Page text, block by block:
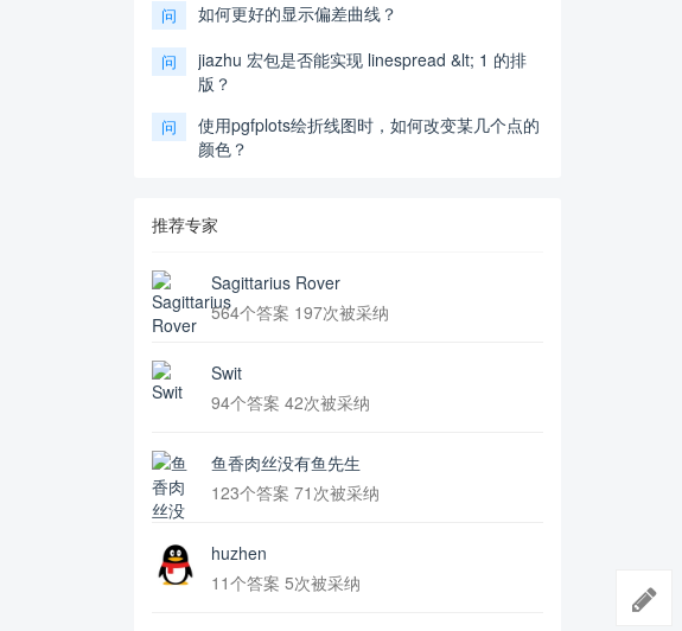
问 如何更好的显示偏差曲线？
问
jiazhu 宏包是否能实现 linespread &lt; 1 的排
版？
问
使用pgfplots绘折线图时，如何改变某几个点的
颜色？
推荐专家
Sagittarius Rover
564个答案 197次被采纳
Swit
94个答案 42次被采纳
鱼香肉丝没有鱼先生
123个答案 71次被采纳
huzhen
11个答案 5次被采纳